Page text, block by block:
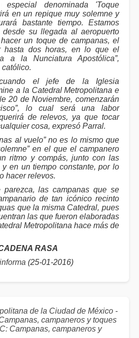
especial denominada 'Toque
en un repique muy solemne y
bastante tiempo. Estamos
su llegada al aeropuerto
un toque de campanas, el
hasta dos horas, en lo que el
a la Nunciatura Apostólica”,
cuando el jefe de la Iglesia
a la Catedral Metropolitana e
20 de Noviembre, comenzarán
lo cual será una labor
de relevos, ya que tocar
cosa, expresó Parral.
al vuelo” no es lo mismo que
en el que el campanero
ritmo y compás, junto con las
y en un tiempo constante, por lo
hacer relevos.
parezca, las campanas que se
de tan icónico recinto
que la misma Catedral, pues
las que fueron elaboradas
Metropolitana hace más de
RASA
(25-01-2016)
de la Ciudad de México -
campaneros y toques
Campanas, campaneros y